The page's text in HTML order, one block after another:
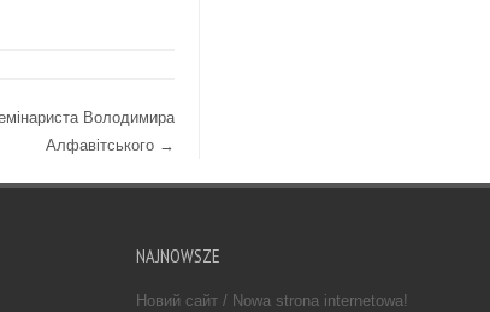
Володимира
Алфавітського →
NAJNOWSZE
Новий сайт / Nowa strona internetowa!